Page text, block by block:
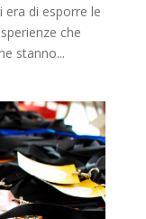
di esporre le
che
stanno...